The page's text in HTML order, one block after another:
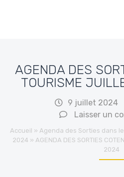
AGENDA DES
TOURISME
9 juillet 2024
Laisser un
Accueil » Agenda des Sorties dans
2024 » AGENDA DES SORTIES
2024